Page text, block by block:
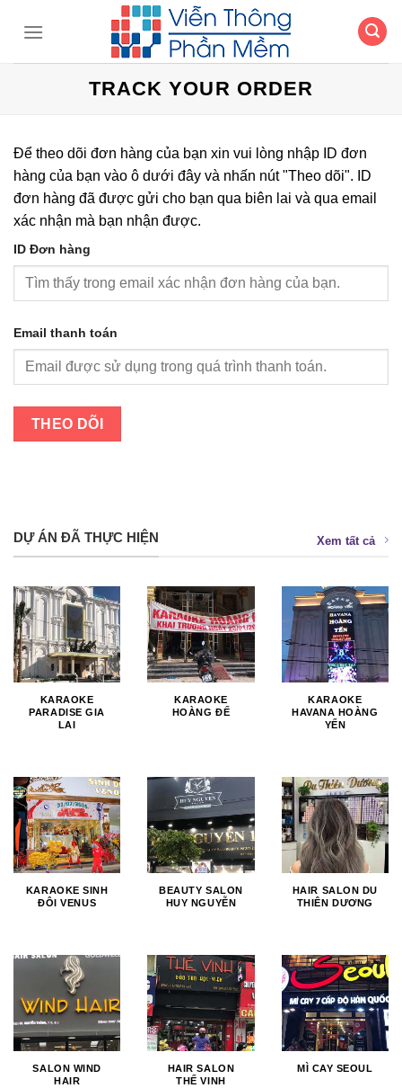
TRACK YOUR ORDER
Để theo dõi đơn hàng của bạn xin vui lòng nhập ID đơn
hàng của bạn vào ô dưới đây và nhấn nút "Theo dõi". ID
đơn hàng đã được gửi cho bạn qua biên lai và qua email
xác nhận mà bạn nhận được.
ID Đơn hàng
Email thanh toán
THEO DÕI
DỰ ÁN ĐÃ THỰC HIỆN Xem tất cả
KARAOKE
PARADISE GIA
LAI
KARAOKE
HOÀNG ĐẾ
KARAOKE
HAVANA HOÀNG
YẾN
KARAOKE SINH
ĐÔI VENUS
BEAUTY SALON
HUY NGUYỄN
HAIR SALON DU
THIÊN DƯƠNG
SALON WIND
HAIR
HAIR SALON
THẾ VINH
MÌ CAY SEOUL